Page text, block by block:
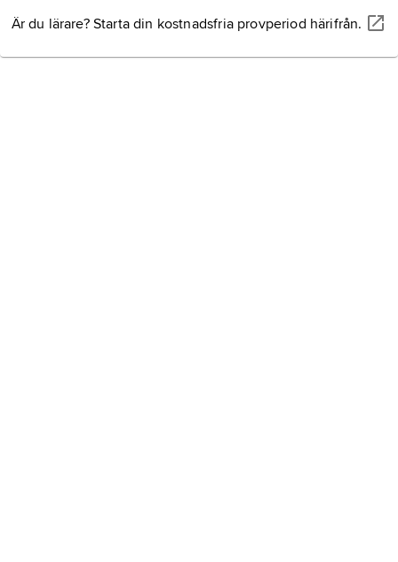
Är du lärare? Starta din kostnadsfria provperiod härifrån.